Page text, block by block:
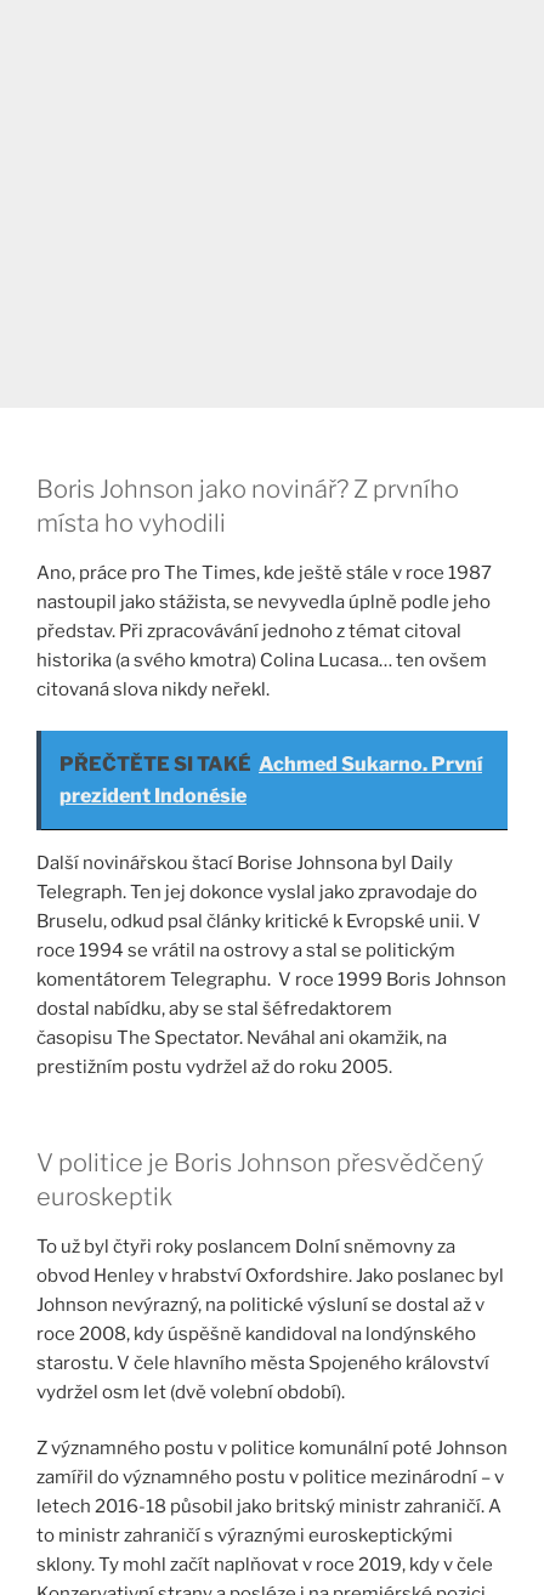
Boris Johnson jako novinář? Z prvního
místa ho vyhodili
Ano, práce pro The Times, kde ještě stále v roce 1987
nastoupil jako stážista, se nevyvedla úplně podle jeho
představ. Při zpracovávání jednoho z témat citoval
historika (a svého kmotra) Colina Lucasa… ten ovšem
citovaná slova nikdy neřekl.
PŘEČTĚTE SI TAKÉ Achmed Sukarno. První
prezident Indonésie
Další novinářskou štací Borise Johnsona byl Daily
Telegraph. Ten jej dokonce vyslal jako zpravodaje do
Bruselu, odkud psal články kritické k Evropské unii. V
roce 1994 se vrátil na ostrovy a stal se politickým
komentátorem Telegraphu. V roce 1999 Boris Johnson
dostal nabídku, aby se stal šéfredaktorem
časopisu The Spectator. Neváhal ani okamžik, na
prestižním postu vydržel až do roku 2005.
V politice je Boris Johnson přesvědčený
euroskeptik
To už byl čtyři roky poslancem Dolní sněmovny za
obvod Henley v hrabství Oxfordshire. Jako poslanec byl
Johnson nevýrazný, na politické výsluní se dostal až v
roce 2008, kdy úspěšně kandidoval na londýnského
starostu. V čele hlavního města Spojeného království
vydržel osm let (dvě volební období).
Z významného postu v politice komunální poté Johnson
zamířil do významného postu v politice mezinárodní – v
letech 2016-18 působil jako britský ministr zahraničí. A
to ministr zahraničí s výraznými euroskeptickými
sklony. Ty mohl začít naplňovat v roce 2019, kdy v čele